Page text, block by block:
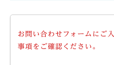
お問い合わせフォームにご
事項をご確認ください。